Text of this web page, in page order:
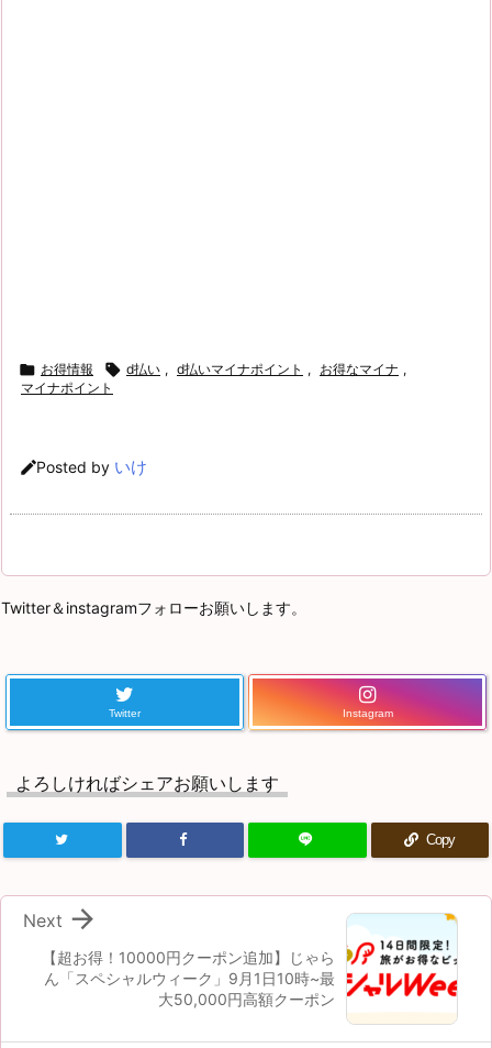
 お得情報  d払い , d払いマイナポイント , お得なマイナ ,
マイナポイント
Posted by いけ
Twitter＆instagramフォローお願いします。
Twitter Instagram
よろしければシェアお願いします
Copy
【超お得！10000円クーポン追加】じゃら
ん「スペシャルウィーク」9月1日10時~最
大50,000円高額クーポン

Next